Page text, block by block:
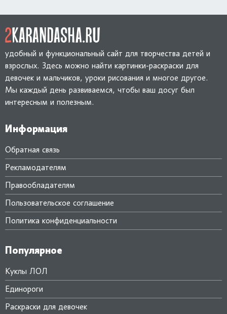
удобный и функциональный сайт для творчества детей и
взрослых. Здесь можно найти картинки-раскраски для
девочек и мальчиков, уроки рисования и многое другое.
Мы каждый день развиваемся, чтобы ваш досуг был
интересным и полезным.
Информация
Обратная связь
Рекламодателям
Правообладателям
Пользовательское соглашение
Политика конфиденциальности
Популярное
Куклы ЛОЛ
Единороги
Раскраски для девочек